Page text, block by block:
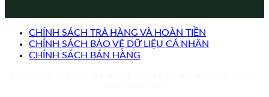
CHÍNH SÁCH TRẢ HÀNG VÀ HOÀN TIỀN
CHÍNH SÁCH BẢO VỆ DỮ LIỆU CÁ NHÂN
CHÍNH SÁCH BÁN HÀNG